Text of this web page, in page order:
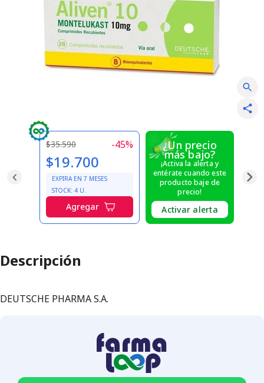
$35.590 -45%
$19.700
EXPIRA EN 7 MESES
STOCK: 4 U.
Agregar
¿Un precio
más bajo?
¡Activa la alerta y
entérate cuando este
producto baje de
precio!
Activar alerta
Descripción
DEUTSCHE PHARMA S.A.